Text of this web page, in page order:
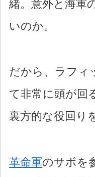
緒。意外と海軍
いのか。
だから、ラフィ
て非常に頭が回
裏方的な役回り
革命軍のサボを